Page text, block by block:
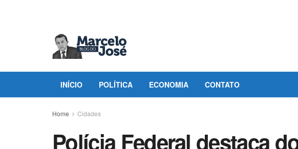
INÍCIO POLÍTICA ECONOMIA CONTATO
Home Cidades
Polícia Federal destaca